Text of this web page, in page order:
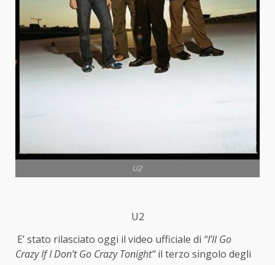
U2
U2
E’ stato rilasciato oggi il video ufficiale di “I’ll Go
Crazy If I Don’t Go Crazy Tonight”il terzo singolo degli